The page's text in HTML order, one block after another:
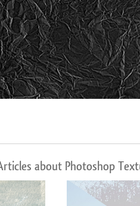
about Photoshop